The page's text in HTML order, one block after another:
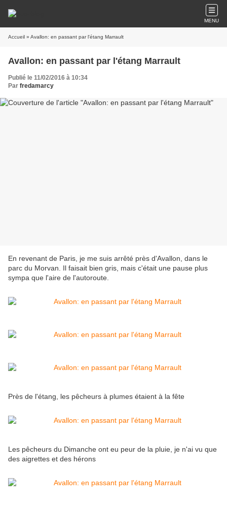
MENU
Accueil » Avallon: en passant par l'étang Marrault
Avallon: en passant par l'étang Marrault
Publié le 11/02/2016 à 10:34
Par fredamarcy
En revenant de Paris, je me suis arrêté près d'Avallon, dans le
parc du Morvan. Il faisait bien gris, mais c'était une pause plus
sympa que l'aire de l'autoroute.
Près de l'étang, les pêcheurs à plumes étaient à la fête
Les pêcheurs du Dimanche ont eu peur de la pluie, je n'ai vu que
des aigrettes et des hérons